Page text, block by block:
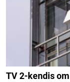
TV 2-kendis